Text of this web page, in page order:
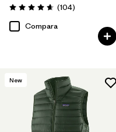
Valoración: 4.7 / 5
(104Comentarios
)
Compara
New